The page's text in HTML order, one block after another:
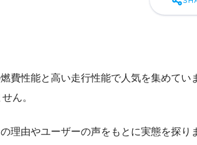
費性能と高い走行性能で人気を集めてい
ん。
理由やユーザーの声をもとに実態を探り